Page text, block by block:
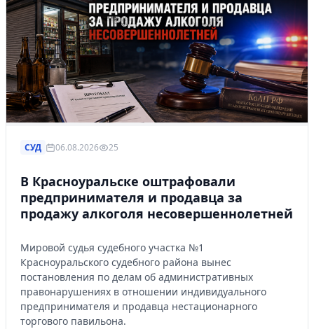
СУД 06.08.2026 25
В Красноуральске оштрафовали
предпринимателя и продавца за
продажу алкоголя несовершеннолетней
Мировой судья судебного участка №1
Красноуральского судебного района вынес
постановления по делам об административных
правонарушениях в отношении индивидуального
предпринимателя и продавца нестационарного
торгового павильона.